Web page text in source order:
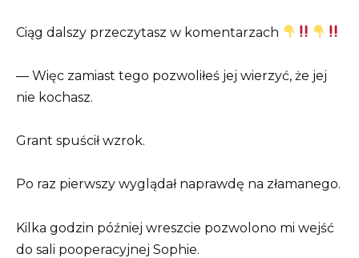
Ciąg dalszy przeczytasz w komentarzach
— Więc zamiast tego pozwoliłeś jej wierzyć, że jej
nie kochasz.
Grant spuścił wzrok.
Po raz pierwszy wyglądał naprawdę na złamanego.
Kilka godzin później wreszcie pozwolono mi wejść
do sali pooperacyjnej Sophie.